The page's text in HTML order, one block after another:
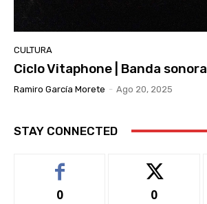
CULTURA
Ciclo Vitaphone | Banda sonora
Ramiro García Morete - Ago 20, 2025
STAY CONNECTED
0 0